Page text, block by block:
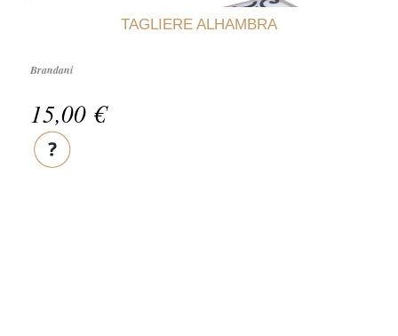
TAGLIERE ALHAMBRA
Brandani
15,00 €